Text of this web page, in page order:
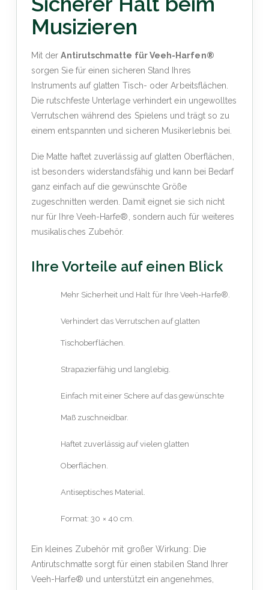
Musizieren
Mit derAntirutschmatte für Veeh-Harfen®
sorgen Sie für einen sicheren Stand Ihres
Instruments auf glatten Tisch- oder Arbeitsflächen.
Die rutschfeste Unterlage verhindert ein ungewolltes
Verrutschen während des Spielens und trägt so zu
einem entspannten und sicheren Musikerlebnis bei.
Die Matte haftet zuverlässig auf glatten Oberflächen,
ist besonders widerstandsfähig und kann bei Bedarf
ganz einfach auf die gewünschte Größe
zugeschnitten werden. Damit eignet sie sich nicht
nur für Ihre Veeh-Harfe®, sondern auch für weiteres
musikalisches Zubehör.
Ihre Vorteile auf einen Blick
Mehr Sicherheit und Halt für Ihre Veeh-Harfe®.
Verhindert das Verrutschen auf glatten
Tischoberflächen.
Strapazierfähig und langlebig.
Einfach mit einer Schere auf das gewünschte
Maß zuschneidbar.
Haftet zuverlässig auf vielen glatten
Oberflächen.
Antiseptisches Material.
Format: 30 × 40 cm.
Ein kleines Zubehör mit großer Wirkung: Die
Antirutschmatte sorgt für einen stabilen Stand Ihrer
Veeh-Harfe® und unterstützt ein angenehmes,